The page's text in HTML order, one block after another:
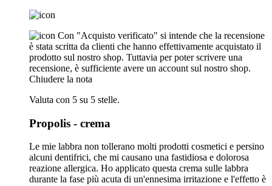
Con "Acquisto verificato" si intende che la recensione
è stata scritta da clienti che hanno effettivamente acquistato il
prodotto sul nostro shop. Tuttavia per poter scrivere una
recensione, è sufficiente avere un account sul nostro shop.
Chiudere la nota
Valuta con 5 su 5 stelle.
Propolis - crema
Le mie labbra non tollerano molti prodotti cosmetici e persino
alcuni dentifrici, che mi causano una fastidiosa e dolorosa
reazione allergica. Ho applicato questa crema sulle labbra
durante la fase più acuta di un'ennesima irritazione e l'effetto è